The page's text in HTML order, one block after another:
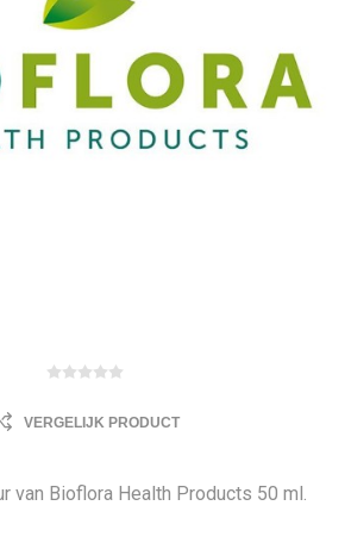
VERGELIJK PRODUCT
van Bioflora Health Products 50 ml.